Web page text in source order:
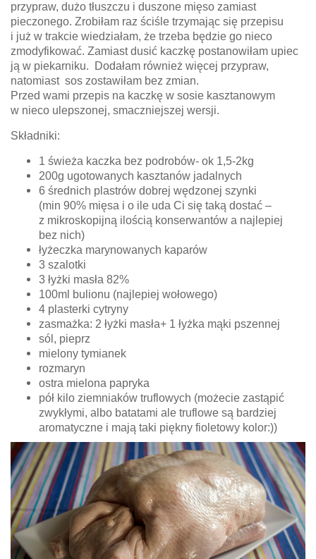
przypraw, dużo tłuszczu i duszone mięso zamiast
pieczonego. Zrobiłam raz ściśle trzymając się przepisu
i już w trakcie wiedziałam, że trzeba będzie go nieco
zmodyfikować. Zamiast dusić kaczkę postanowiłam upiec
ją w piekarniku. Dodałam również więcej przypraw,
natomiast sos zostawiłam bez zmian.
Przed wami przepis na kaczkę w sosie kasztanowym
w nieco ulepszonej, smaczniejszej wersji.
Składniki:
1 świeża kaczka bez podrobów- ok 1,5-2kg
200g ugotowanych kasztanów jadalnych
6 średnich plastrów dobrej wędzonej szynki
(min 90% mięsa i o ile uda Ci się taką dostać –
z mikroskopijną ilością konserwantów a najlepiej
bez nich)
łyżeczka marynowanych kaparów
3 szalotki
3 łyżki masła 82%
100ml bulionu (najlepiej wołowego)
4 plasterki cytryny
zasmażka: 2 łyżki masła+ 1 łyżka mąki pszennej
sól, pieprz
mielony tymianek
rozmaryn
ostra mielona papryka
pół kilo ziemniaków truflowych (możecie zastąpić
zwykłymi, albo batatami ale truflowe są bardziej
aromatyczne i mają taki piękny fioletowy kolor:))